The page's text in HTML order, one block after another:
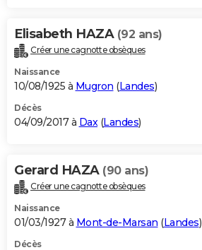
Elisabeth HAZA (92 ans)
Créer une cagnotte obsèques
Naissance
10/08/1925 à Mugron (Landes)
Décès
04/09/2017 à Dax(Landes)
Gerard HAZA (90 ans)
Créer une cagnotte obsèques
Naissance
01/03/1927 à Mont-de-Marsan (Landes)
Décès